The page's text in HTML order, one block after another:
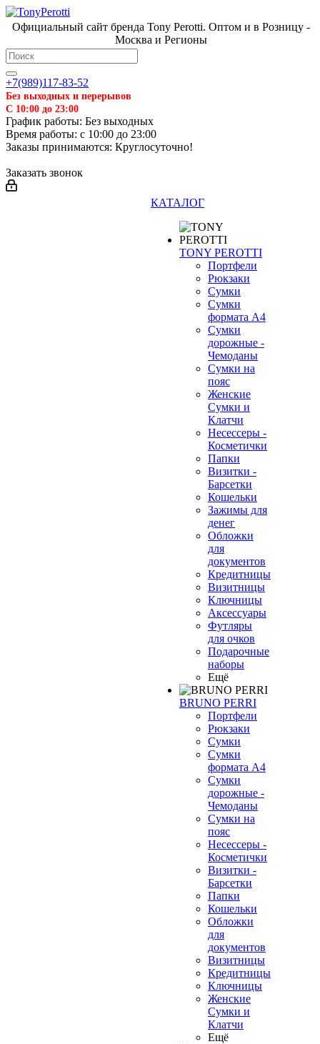
Официальный сайт бренда Tony Perotti. Оптом и в Розницу -
Москва и Регионы
+7(989)117-83-52
Без выходных и перерывов
С 10:00 до 23:00
График работы: Без выходных
Время работы: с 10:00 до 23:00
Заказы принимаются: Круглосуточно!
Заказать звонок
КАТАЛОГ
TONY PEROTTI
Портфели
Рюкзаки
Сумки
Сумки
формата А4
Сумки
дорожные -
Чемоданы
Сумки на
пояс
Женские
Сумки и
Клатчи
Несессеры -
Косметички
Папки
Визитки -
Барсетки
Кошельки
Зажимы для
денег
Обложки
для
документов
Кредитницы
Визитницы
Ключницы
Аксессуары
Футляры
для очков
Подарочные
наборы
Ещё
BRUNO PERRI
Портфели
Рюкзаки
Сумки
Сумки
формата А4
Сумки
дорожные -
Чемоданы
Сумки на
пояс
Несессеры -
Косметички
Визитки -
Барсетки
Папки
Кошельки
Обложки
для
документов
Визитницы
Кредитницы
Ключницы
Женские
Сумки и
Клатчи
Ещё